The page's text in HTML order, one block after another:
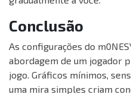
Conclusão
As configurações do
abordagem de um jogador
jogo. Gráficos mínimos,
uma mira simples criam